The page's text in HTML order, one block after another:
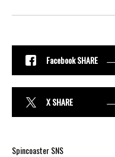
Facebook SHARE
X SHARE
Spincoaster SNS